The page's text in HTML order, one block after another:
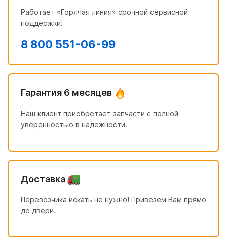
Работает «Горячая линия» срочной сервисной
поддержки!
8 800 551-06-99
Гарантия 6 месяцев
Наш клиент приобретает запчасти с полной
уверенностью в надежности.
Доставка
Перевозчика искать не нужно! Привезем Вам прямо
до двери.